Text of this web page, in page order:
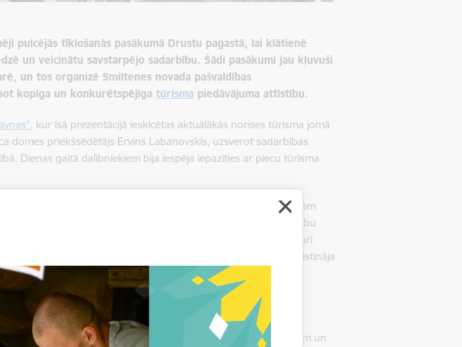
pulcējās tīklošanās pasākumā Drustu pagastā, lai klātienē
un veicinātu savstarpējo sadarbību. Šādi pasākumi jau kļuvuši
un tos organizē Smiltenes novada pašvaldības
kopīga un konkurētspējīgatūrisma piedāvājuma attīstību.
kur īsā prezentācijā ieskicētas aktuālākās norises tūrisma jomā
domes priekšsēdētājs Ervins Labanovskis, uzsverot sadarbības
Dienas gaitā dalībniekiem bija iespēja iepazīties ar piecu tūrisma
Leonīds Palms kopā ar meitu Ilzi Palmu, iepazīstinot ar plašajām
aktīvās atpūtas piedāvājumu. Leonīds Palms ar aizrautību
saimniecības dīķos, kuras viesiem iespējams makšķerēt, kā arī
īpašu noskaņu. Savukārt Ilze Palma, kura ir fizioterapeite, iepazīstināja
kā arī pastāstīja par viesu mājā pieejamo fizioterapijas
saimnieki Baiba Līviņa-Jarohoviča un Guntis Jarohovičs dalījās
iedvesmoja veidot šo vietu. Tā ir mājīga vide nelielām svinībām un